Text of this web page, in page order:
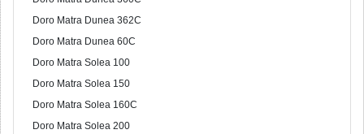
Doro Matra Dunea 362C
Doro Matra Dunea 60C
Doro Matra Solea 100
Doro Matra Solea 150
Doro Matra Solea 160C
Doro Matra Solea 200